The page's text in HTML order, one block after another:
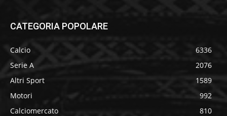
CATEGORIA POPOLARE
Calcio
6336
Serie A
2076
Altri Sport
1589
Motori
992
Calciomercato
810